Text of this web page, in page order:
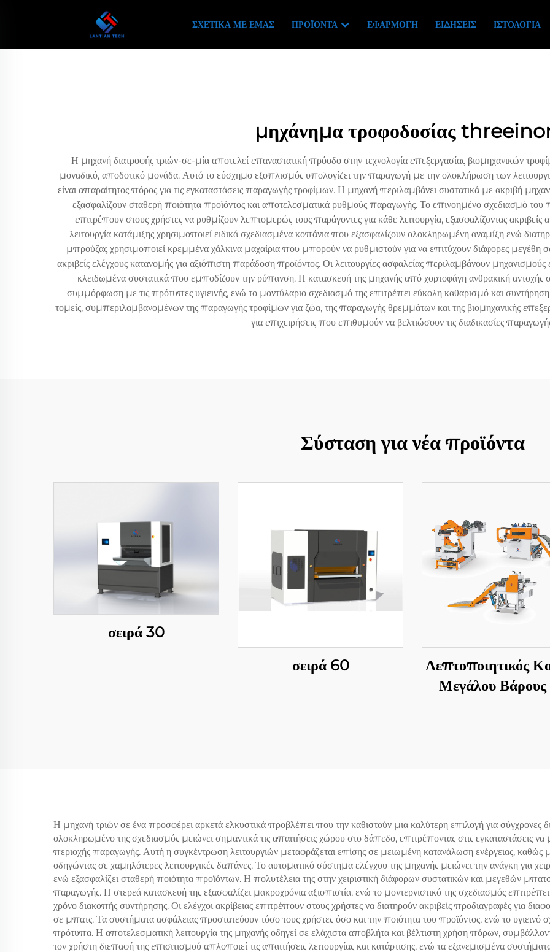
ΣΧΕΤΙΚΆ ΜΕ ΕΜΆΣ ΠΡΟΪΌΝΤΑ ΕΦΑΡΜΟΓΉ ΕΙΔΉΣΕΙΣ ΙΣΤΟΛΌΓΙΑ
μηχάνημα τροφοδοσίας
Η μηχανή διατροφής τριών-σε-μία αποτελεί επαναστατική πρόοδο στην τεχνολογία επεξεργασίας βιομηχανικών
μοναδικό, αποδοτικό μονάδα. Αυτό το εύσχημο εξοπλισμός υπολογίζει την παραγωγή με την ολοκλήρωση των
είναι απαραίτητος πόρος για τις εγκαταστάσεις παραγωγής τροφίμων. Η μηχανή περιλαμβάνει συστατικά με ακριβή
εξασφαλίζουν σταθερή ποιότητα προϊόντος και αποτελεσματικά ρυθμούς παραγωγής. Το επινοημένο σχεδιασμό
επιτρέπουν στους χρήστες να ρυθμίζουν λεπτομερώς τους παράγοντες για κάθε λειτουργία, εξασφαλίζοντας ακριβείς
λειτουργία κατάμιξης χρησιμοποιεί ειδικά σχεδιασμένα κοπάνια που εξασφαλίζουν ολοκληρωμένη αναμίξη ενώ
μπρούζας χρησιμοποιεί κρεμμένα χάλκινα μαχαίρια που μπορούν να ρυθμιστούν για να επιτύχουν διάφορες μεγέθη
ακριβείς ελέγχους κατανομής για αξιόπιστη παράδοση προϊόντος. Οι λειτουργίες ασφαλείας περιλαμβάνουν
κλειδωμένα συστατικά που εμποδίζουν την ρύπανση. Η κατασκευή της μηχανής από χορτοφάγη ανθρακική αντοχής
συμμόρφωση με τις πρότυπες υγιεινής, ενώ το μοντύλαριο σχεδιασμό της επιτρέπει εύκολη καθαρισμό και
τομείς, συμπεριλαμβανομένων της παραγωγής τροφίμων για ζώα, της παραγωγής θρεμμάτων και της βιομηχανικής
για επιχειρήσεις που επιθυμούν να βελτιώσουν τις διαδικασίες
Σύσταση για νέα προϊόντα
σειρά 30
σειρά 60
Λεπτοποιητικός
Μεγάλου
Η μηχανή τριών σε ένα προσφέρει αρκετά ελκυστικά προβλέπει που την καθιστούν μια καλύτερη επιλογή για σύγχρονες
ολοκληρωμένο της σχεδιασμός μειώνει σημαντικά τις απαιτήσεις χώρου στο δάπεδο, επιτρέποντας στις εγκαταστάσεις
περιοχής παραγωγής. Αυτή η συγκέντρωση λειτουργιών μεταφράζεται επίσης σε μειωμένη κατανάλωση ενέργειας, καθώς
οδηγώντας σε χαμηλότερες λειτουργικές δαπάνες. Το αυτοματικό σύστημα ελέγχου της μηχανής μειώνει την ανάγκη για
ενώ εξασφαλίζει σταθερή ποιότητα προϊόντων. Η πολυτέλεια της στην χειριστική διάφορων συστατικών και μεγεθών
παραγωγής. Η στερεά κατασκευή της εξασφαλίζει μακροχρόνια αξιοπιστία, ενώ το μοντερνιστικό της σχεδιασμός
χρόνο διακοπής συντήρησης. Οι ελέγχοι ακρίβειας επιτρέπουν στους χρήστες να διατηρούν ακριβείς προδιαγραφές για
σε μπατς. Τα συστήματα ασφάλειας προστατεύουν τόσο τους χρήστες όσο και την ποιότητα του προϊόντος, ενώ το υγιεινό
πρότυπα. Η αποτελεσματική λειτουργία της μηχανής οδηγεί σε ελάχιστα αποβλήτα και βέλτιστη χρήση πόρων,
τον χρήστη διεπαφή της επισιτισμού απλοποιεί τις απαιτήσεις λειτουργίας και κατάρτισης, ενώ τα εξανεμισμένα